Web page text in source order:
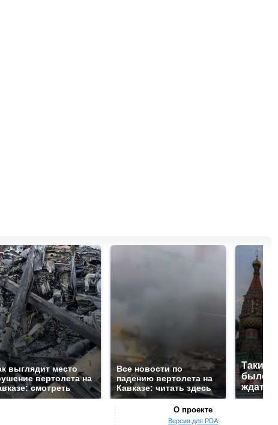
выглядит место
вертолета на
смотреть
Все новости по
падению вертолета на
Кавказе: читать здесь
Таких
было с
ждать
О проекте
Версия для PDA